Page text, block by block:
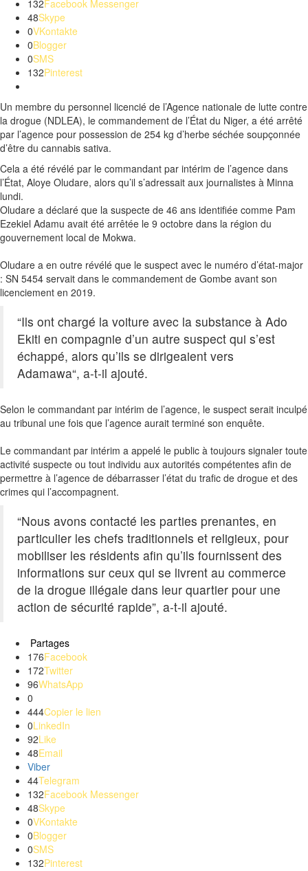
132Facebook Messenger
48Skype
0VKontakte
0Blogger
0SMS
132Pinterest
Un membre du personnel licencié de l’Agence nationale de lutte contre
la drogue (NDLEA), le commandement de l’État du Niger, a été arrêté
par l’agence pour possession de 254 kg d’herbe séchée soupçonnée
d’être du cannabis sativa.
Cela a été révélé par le commandant par intérim de l’agence dans
l’État, Aloye Oludare, alors qu’il s’adressait aux journalistes à Minna
lundi.
Oludare a déclaré que la suspecte de 46 ans identifiée comme Pam
Ezekiel Adamu avait été arrêtée le 9 octobre dans la région du
gouvernement local de Mokwa.
Oludare a en outre révélé que le suspect avec le numéro d’état-major
: SN 5454 servait dans le commandement de Gombe avant son
licenciement en 2019.
“Ils ont chargé la voiture avec la substance à Ado
Ekiti en compagnie d’un autre suspect qui s’est
échappé, alors qu’ils se dirigeaient vers
Adamawa“, a-t-il ajouté.
Selon le commandant par intérim de l’agence, le suspect serait inculpé
au tribunal une fois que l’agence aurait terminé son enquête.
Le commandant par intérim a appelé le public à toujours signaler toute
activité suspecte ou tout individu aux autorités compétentes afin de
permettre à l’agence de débarrasser l’état du trafic de drogue et des
crimes qui l’accompagnent.
“Nous avons contacté les parties prenantes, en
particulier les chefs traditionnels et religieux, pour
mobiliser les résidents afin qu’ils fournissent des
informations sur ceux qui se livrent au commerce
de la drogue illégale dans leur quartier pour une
action de sécurité rapide”, a-t-il ajouté.
Partages
176Facebook
172Twitter
96WhatsApp
0
444Copier le lien
0LinkedIn
92Like
48Email
Viber
44Telegram
132Facebook Messenger
48Skype
0VKontakte
0Blogger
0SMS
132Pinterest